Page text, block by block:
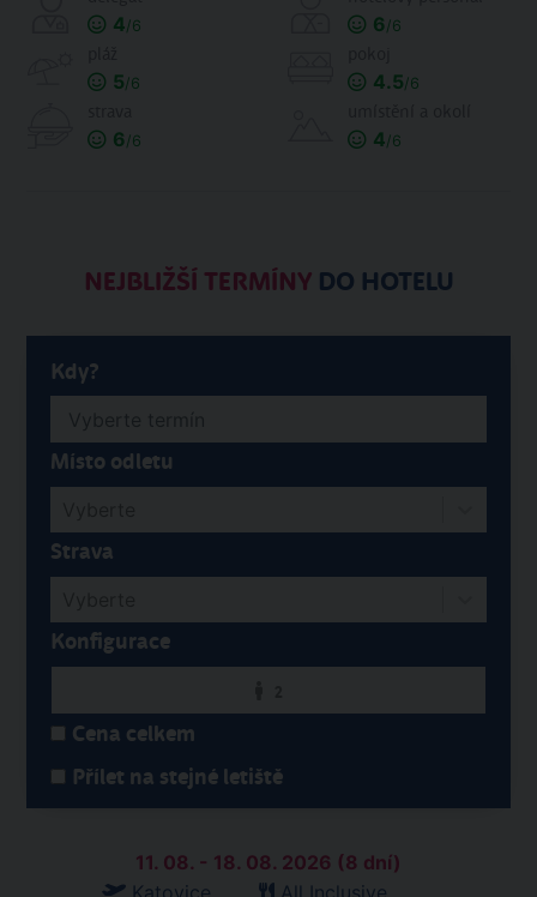
4/6 6/6
5/6 4.5/6
6/6 4/6
NEJBLIŽŠÍ TERMÍNYDO HOTELU
Kdy?
Místo odletu
Strava
Konfigurace
Cena celkem
Přílet na stejné letiště
11. 08. - 18. 08. 2026 (8 dní)
Katovice
All Inclusive